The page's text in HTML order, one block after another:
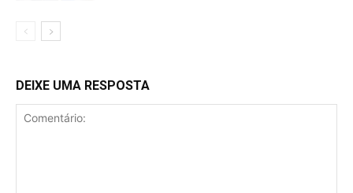
DEIXE UMA RESPOSTA